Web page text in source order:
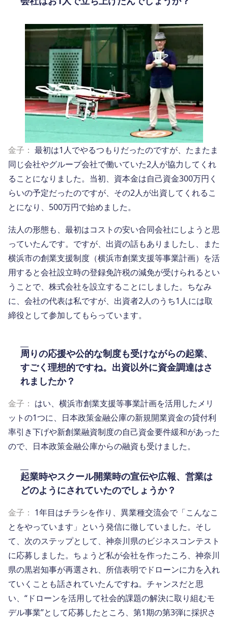
金子： 最初は1人でやるつもりだったのですが、たまたま
同じ会社やグループ会社で働いていた2人が協力してくれ
ることになりました。当初、資本金は自己資金300万円く
らいの予定だったのですが、その2人が出資してくれるこ
とになり、500万円で始めました。
法人の形態も、最初はコストの安い合同会社にしようと思
っていたんです。ですが、出資の話もありましたし、また
横浜市の創業支援制度（横浜市創業支援等事業計画）を活
用すると会社設立時の登録免許税の減免が受けられるとい
うことで、株式会社を設立することにしました。ちなみ
に、会社の代表は私ですが、出資者2人のうち1人には取
締役として参加してもらっています。
周りの応援や公的な制度も受けながらの起業、
すごく理想的ですね。出資以外に資金調達はさ
れましたか？
金子： はい、横浜市創業支援等事業計画を活用したメリ
ットの1つに、日本政策金融公庫の新規開業資金の貸付利
率引き下げや新創業融資制度の自己資金要件緩和があった
ので、日本政策金融公庫からの融資も受けました。
起業時やスクール開業時の宣伝や広報、営業は
どのようにされていたのでしょうか？
金子： 1年目はチラシを作り、異業種交流会で「こんなこ
とをやっています」という発信に徹していました。そし
て、次のステップとして、神奈川県のビジネスコンテスト
に応募しました。ちょうど私が会社を作ったころ、神奈川
県の黒岩知事が再選され、所信表明でドローンに力を入れ
ていくことも話されていたんですね。チャンスだと思
い、“ドローンを活用して社会的課題の解決に取り組むモ
デル事業”として応募したところ、第1期の第3弾に採択さ